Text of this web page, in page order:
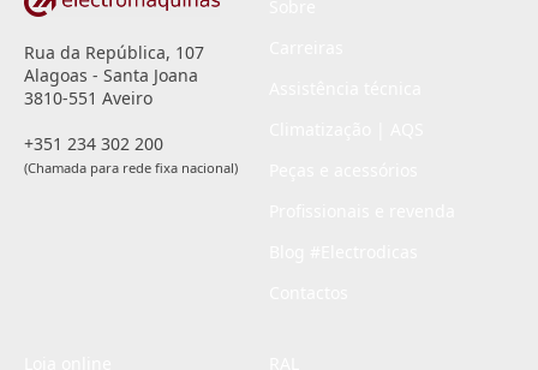
Rua da República, 107
Alagoas - Santa Joana
3810-551 Aveiro
+351 234 302 200
(Chamada para rede fixa nacional)